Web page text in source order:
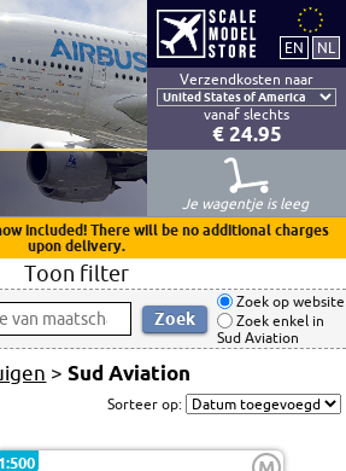
Verzendkosten naar
vanaf slechts
€ 24.95
Je wagentje is leeg
included! There will be no additional charges
upon delivery.
Toon filter
Zoek op website
Zoek enkel in
Sud Aviation
>Sud Aviation
Sorteer op:
1:500